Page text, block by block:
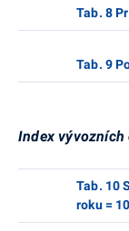
Tab. 8
Tab. 9
Index vývozních
Tab. 10
roku =